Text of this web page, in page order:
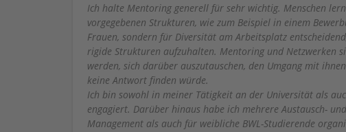
Ich halte Mentoring generell für sehr wichtig. Menschen
vorgegebenen Strukturen, wie zum Beispiel in einem
Frauen, sondern für Diversität am Arbeitsplatz
rigide Strukturen aufzuhalten. Mentoring und Netzwerken
werden, sich darüber auszutauschen, den Umgang mit
keine Antwort finden würde.
Ich bin sowohl in meiner Tätigkeit an der Universität als
engagiert. Darüber hinaus habe ich mehrere Austausch-
Management als auch für weibliche BWL-Studierende